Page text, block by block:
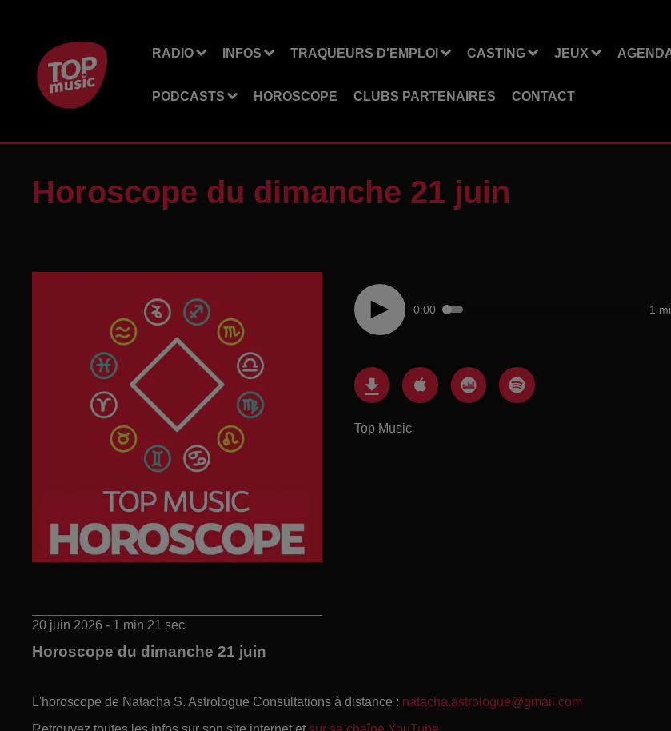
RADIO INFOS TRAQUEURS D'EMPLOI CASTING JEUX
PODCASTS HOROSCOPE CLUBS PARTENAIRES CONTACT
Horoscope du dimanche 21 juin
0:00 1
Top Music
20 juin 2026 - 1 min 21 sec
Horoscope du dimanche 21 juin
L'horoscope de Natacha S. Astrologue Consultations à distance : natacha.astrologue@gmail.com